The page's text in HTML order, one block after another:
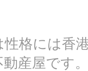
性格には香
動産屋です